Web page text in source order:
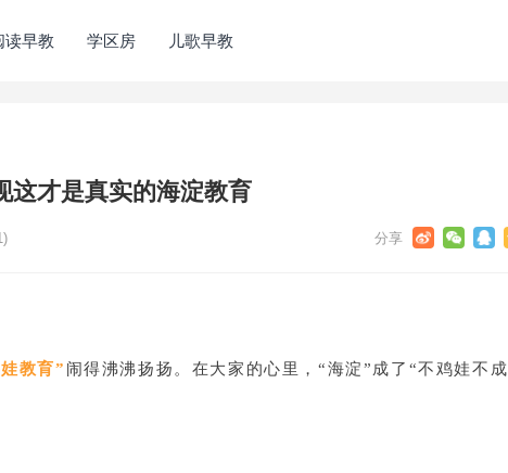
读早教 学区房 儿歌早教
这才是真实的海淀教育
教育” 闹得沸沸扬扬。在大家的心里，“海淀”成了“不鸡娃不成